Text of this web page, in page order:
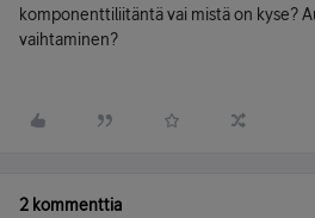
komponenttiliitäntä vai mistä on kyse?
vaihtaminen?
2 kommenttia